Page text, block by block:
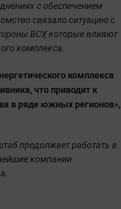
с обеспечением
связало ситуацию с
ВСУ, которые влияют
комплекса.
комплекса
что приводит к
в ряде южных регионов»,
продолжает работать в
компании